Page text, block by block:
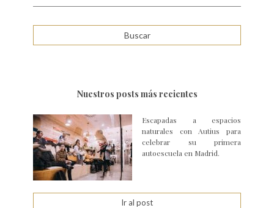
Nuestros posts más recientes
Escapadas a espacios
naturales con Autius para
celebrar su primera
autoescuela en Madrid.
Ir al post